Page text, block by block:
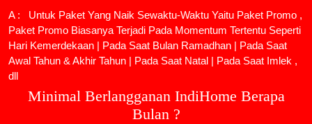
A : Untuk Paket Yang Naik Sewaktu-Waktu Yaitu Paket Promo ,
Paket Promo Biasanya Terjadi Pada Momentum Tertentu Seperti
Hari Kemerdekaan | Pada Saat Bulan Ramadhan | Pada Saat
Awal Tahun & Akhir Tahun | Pada Saat Natal | Pada Saat Imlek ,
dll
Minimal Berlangganan IndiHome Berapa
Bulan ?